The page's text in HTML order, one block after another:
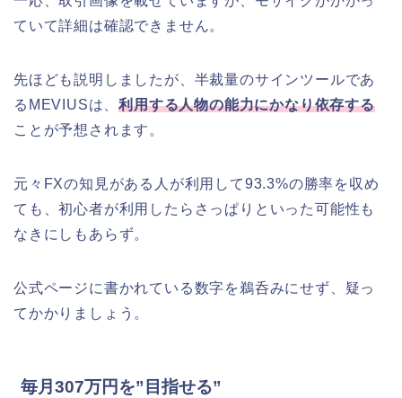
ていて詳細は確認できません。
先ほども説明しましたが、半裁量のサインツールであ
るMEVIUSは、利用する人物の能力にかなり依存する
ことが予想されます。
元々FXの知見がある人が利用して93.3%の勝率を収め
ても、初心者が利用したらさっぱりといった可能性も
なきにしもあらず。
公式ページに書かれている数字を鵜呑みにせず、疑っ
てかかりましょう。
毎月307万円を”目指せる”